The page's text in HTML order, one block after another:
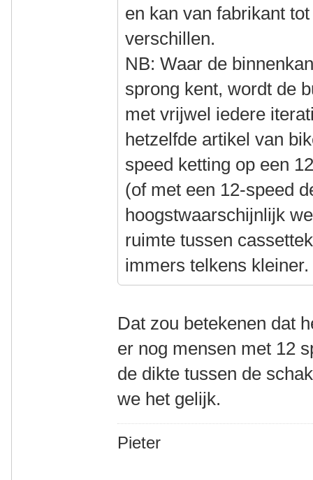
en kan van fabrikant
verschillen.
NB: Waar de
sprong kent, wordt de
met vrijwel iedere
hetzelfde artikel van
speed ketting op een
(of met een 12-speed
hoogstwaarschijnlijk
ruimte tussen
immers telkens kleiner.
Dat zou betekenen dat
er nog mensen met 12
de dikte tussen de
we het gelijk.
Pieter